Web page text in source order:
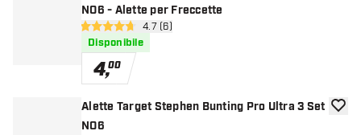
NO6 - Alette per Freccette
apri pannello recensioni
4.7 stelle di valutazione
4.7 (6)
Disponibile
4,00
Alette Target Stephen Bunting Pro Ultra 3 Set
NO6